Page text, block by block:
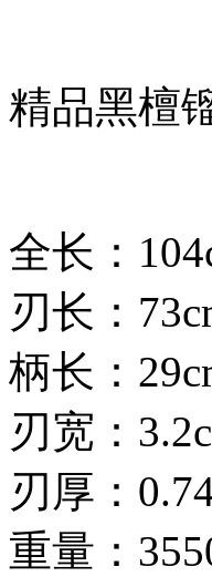
精品黑檀
全长：
刃长：
柄长：
刃宽：
刃厚：
重量：